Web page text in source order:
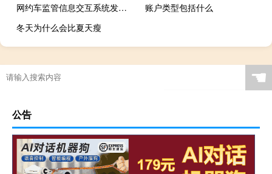
网约车监管信息交互系统发布2023年7月份网约车行业运行基本情况
账户类型包括什么
冬天为什么会比夏天瘦
☚
公告